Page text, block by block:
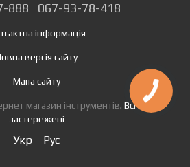
888 067-93-78-418
інформація
версія сайту
Мапа сайту
магазин інструментів. Всі права
застережені
Укр Рус